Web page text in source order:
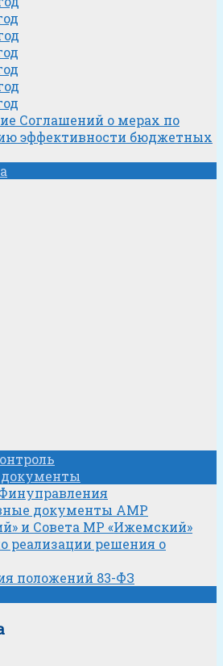
Соглашений о мерах по
эффективности бюджетных
документы АМР
и Совета МР «Ижемский»
реализации решения о
положений 83-ФЗ